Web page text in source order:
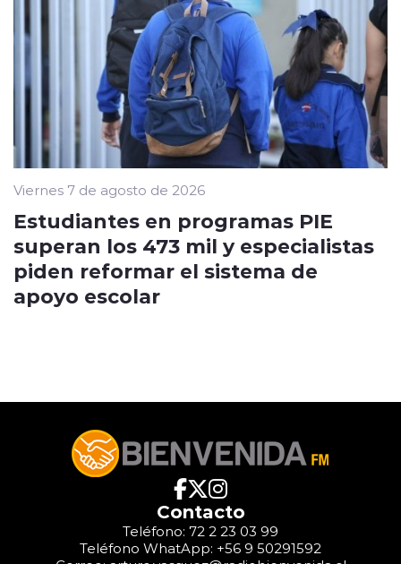
Viernes 7 de agosto de 2026
Estudiantes en programas PIE
superan los 473 mil y especialistas
piden reformar el sistema de
apoyo escolar
Contacto
Teléfono: 72 2 23 03 99
Teléfono WhatApp: +56 9 50291592